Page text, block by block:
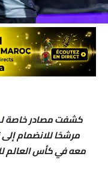
كشفت مصادر خاصة
مرشحًا للانضمام
معه في كأس العالم